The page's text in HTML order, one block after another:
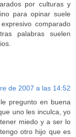
por culturas y
para opinar suele
comparado
palabras suelen
de 2007 a las 14:52
pregunto en buena
uno les inculca, yo
miedo y a ser lo
otro hijo que es